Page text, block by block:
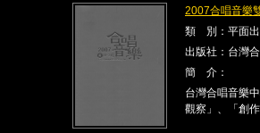
2007合唱音樂
類 別：平面
出版社：台灣
簡 介：
台灣合唱音樂
觀察」、「創